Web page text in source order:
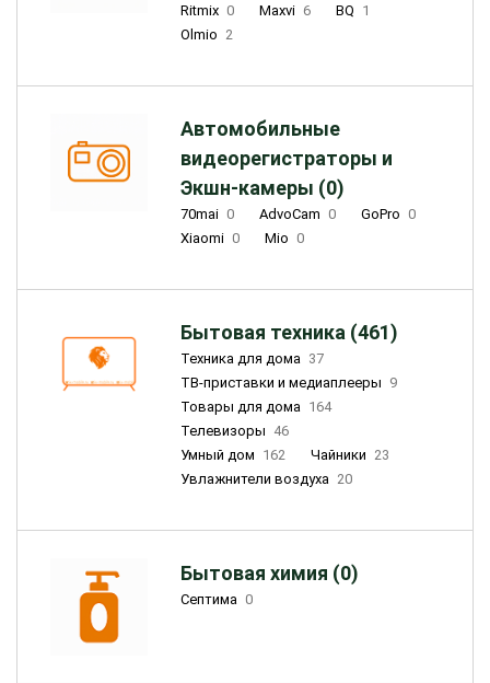
Ritmix 0 Maxvi 6 BQ 1
Olmio 2
Автомобильные
видеорегистраторы и
Экшн-камеры (0)
70mai 0 AdvoCam 0 GoPro 0
Xiaomi 0 Mio 0
Бытовая техника (461)
Техника для дома 37
ТВ-приставки и медиаплееры 9
Товары для дома 164
Телевизоры 46
Умный дом 162 Чайники 23
Увлажнители воздуха 20
Бытовая химия (0)
Септима 0